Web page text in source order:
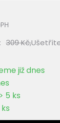
309 Kč,
již dnes
5 ks